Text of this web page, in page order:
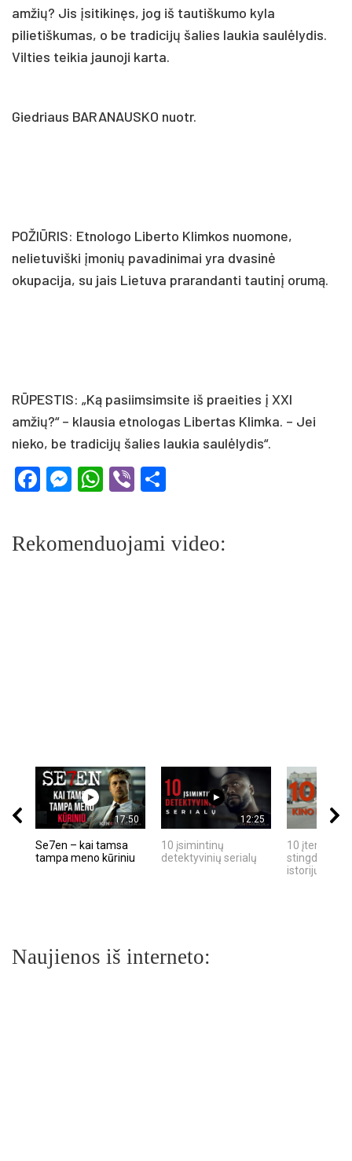
amžių? Jis įsitikinęs, jog iš tautiškumo kyla
pilietiškumas, o be tradicijų šalies laukia saulėlydis.
Vilties teikia jaunoji karta.
Giedriaus BARANAUSKO nuotr.
POŽIŪRIS: Etnologo Liberto Klimkos nuomone,
nelietuviški įmonių pavadinimai yra dvasinė
okupacija, su jais Lietuva prarandanti tautinį orumą.
RŪPESTIS: „Ką pasiimsimsite iš praeities į XXI
amžių?“ – klausia etnologas Libertas Klimka. – Jei
nieko, be tradicijų šalies laukia saulėlydis“.
Facebook
Messenger
WhatsApp
Viber
Rekomenduojami video:
17:50
Se7en – kai tamsa
tampa meno kūriniu
12:25
10 įsimintinų
detektyvinių serialų
10 įtemptų,
stingdančių
istorijų
Naujienos iš interneto: